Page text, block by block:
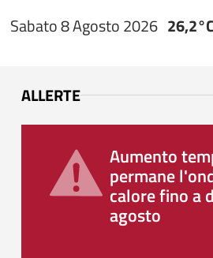
Sabato 8 Agosto 2026 26,2°C
ALLERTE
Aumento
permane
calore fino a
agosto